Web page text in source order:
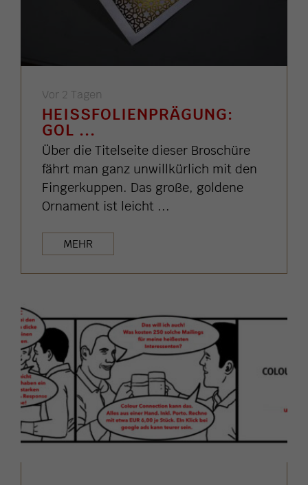
Vor 2 Tagen
HEISSFOLIENPRÄGUNG: G
OL ...
Über die Titelseite dieser Broschüre
fährt man ganz unwillkürlich mit den
Fingerkuppen. Das große, goldene
Ornament ist leicht ...
MEHR